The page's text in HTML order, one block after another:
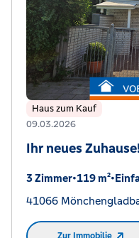
Haus zum Kauf
09.03.2026
Ihr neues
3 Zimmer•119 m²•
41066